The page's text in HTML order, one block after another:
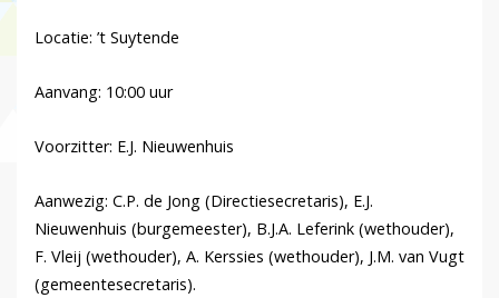
Locatie: ’t Suytende
Aanvang: 10:00 uur
Voorzitter: E.J. Nieuwenhuis
Aanwezig: C.P. de Jong (Directiesecretaris), E.J.
Nieuwenhuis (burgemeester), B.J.A. Leferink (wethouder),
F. Vleij (wethouder), A. Kerssies (wethouder), J.M. van Vugt
(gemeentesecretaris).